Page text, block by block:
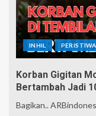
INHIL PERISTIWA
Korban Gigitan
Bertambah Jadi
Bagikan..